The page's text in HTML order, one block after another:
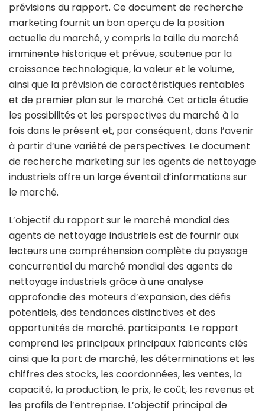
prévisions du rapport. Ce document de recherche
marketing fournit un bon aperçu de la position
actuelle du marché, y compris la taille du marché
imminente historique et prévue, soutenue par la
croissance technologique, la valeur et le volume,
ainsi que la prévision de caractéristiques rentables
et de premier plan sur le marché. Cet article étudie
les possibilités et les perspectives du marché à la
fois dans le présent et, par conséquent, dans l’avenir
à partir d’une variété de perspectives. Le document
de recherche marketing sur les agents de nettoyage
industriels offre un large éventail d’informations sur
le marché.
L’objectif du rapport sur le marché mondial des
agents de nettoyage industriels est de fournir aux
lecteurs une compréhension complète du paysage
concurrentiel du marché mondial des agents de
nettoyage industriels grâce à une analyse
approfondie des moteurs d’expansion, des défis
potentiels, des tendances distinctives et des
opportunités de marché. participants. Le rapport
comprend les principaux principaux fabricants clés
ainsi que la part de marché, les déterminations et les
chiffres des stocks, les coordonnées, les ventes, la
capacité, la production, le prix, le coût, les revenus et
les profils de l’entreprise. L’objectif principal de